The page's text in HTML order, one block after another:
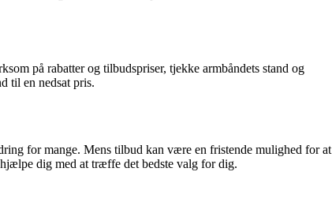
på rabatter og tilbudspriser, tjekke armbåndets stand og
til en nedsat pris.
for mange. Mens tilbud kan være en fristende mulighed for at
dig med at træffe det bedste valg for dig.